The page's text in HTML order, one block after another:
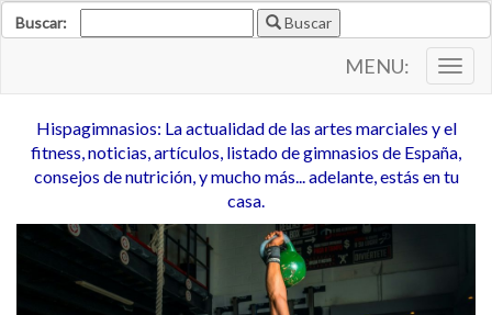
Buscar: Buscar
MENU:
Hispagimnasios: La actualidad de las artes marciales y el
fitness, noticias, artículos, listado de gimnasios de España,
consejos de nutrición, y mucho más... adelante, estás en tu
casa.